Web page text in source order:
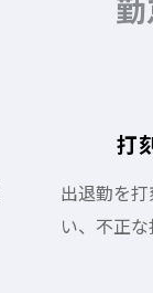
打
出退勤を
い、不正な